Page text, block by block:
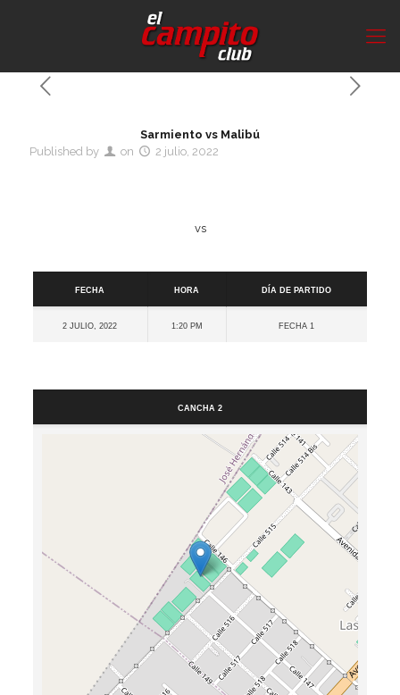
Sarmiento vs Malibú
Published by
on 2 julio, 2022
vs
Fecha
Hora Día de partido
2 julio, 2022 1:20 pm Fecha 1
Cancha 2